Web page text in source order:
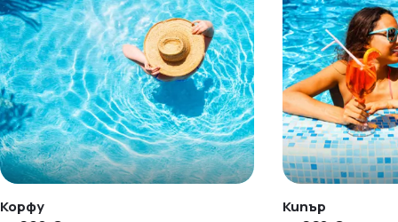
Корфу Кипър